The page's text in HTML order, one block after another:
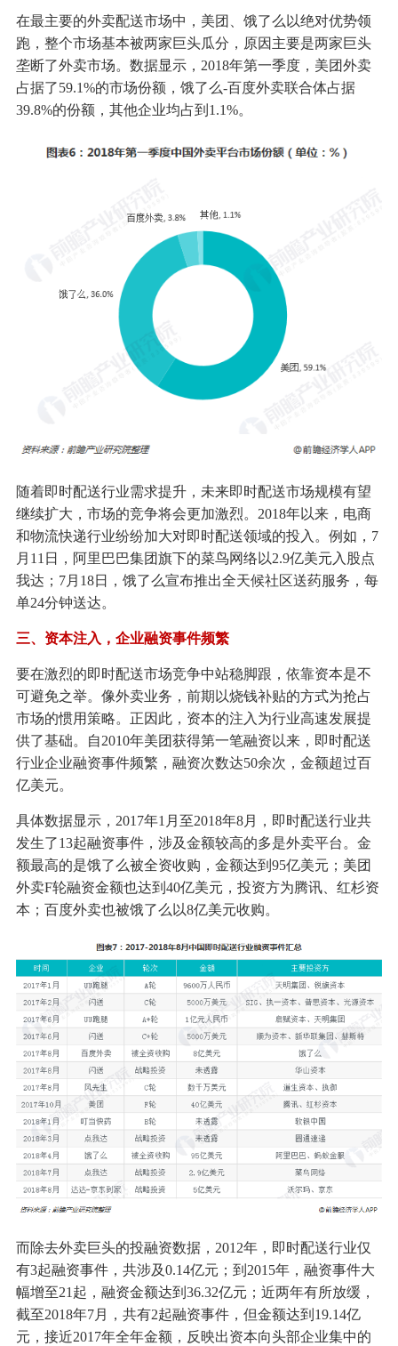
在最主要的外卖配送市场中，美团、饿了么以绝对优势领
跑，整个市场基本被两家巨头瓜分，原因主要是两家巨头
垄断了外卖市场。数据显示，2018年第一季度，美团外卖
占据了59.1%的市场份额，饿了么-百度外卖联合体占据
39.8%的份额，其他企业均占到1.1%。
随着即时配送行业需求提升，未来即时配送市场规模有望
继续扩大，市场的竞争将会更加激烈。2018年以来，电商
和物流快递行业纷纷加大对即时配送领域的投入。例如，7
月11日，阿里巴巴集团旗下的菜鸟网络以2.9亿美元入股点
我达；7月18日，饿了么宣布推出全天候社区送药服务，每
单24分钟送达。
三、资本注入，企业融资事件频繁
要在激烈的即时配送市场竞争中站稳脚跟，依靠资本是不
可避免之举。像外卖业务，前期以烧钱补贴的方式为抢占
市场的惯用策略。正因此，资本的注入为行业高速发展提
供了基础。自2010年美团获得第一笔融资以来，即时配送
行业企业融资事件频繁，融资次数达50余次，金额超过百
亿美元。
具体数据显示，2017年1月至2018年8月，即时配送行业共
发生了13起融资事件，涉及金额较高的多是外卖平台。金
额最高的是饿了么被全资收购，金额达到95亿美元；美团
外卖F轮融资金额也达到40亿美元，投资方为腾讯、红杉资
本；百度外卖也被饿了么以8亿美元收购。
而除去外卖巨头的投融资数据，2012年，即时配送行业仅
有3起融资事件，共涉及0.14亿元；到2015年，融资事件大
幅增至21起，融资金额达到36.32亿元；近两年有所放缓，
截至2018年7月，共有2起融资事件，但金额达到19.14亿
元，接近2017年全年金额，反映出资本向头部企业集中的